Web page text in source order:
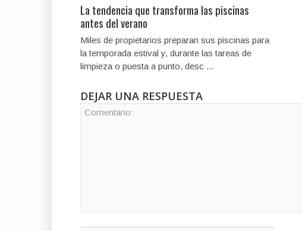
La tendencia que transforma las piscinas
antes del verano
Miles de propietarios preparan sus piscinas para
la temporada estival y, durante las tareas de
limpieza o puesta a punto, desc ...
DEJAR UNA RESPUESTA